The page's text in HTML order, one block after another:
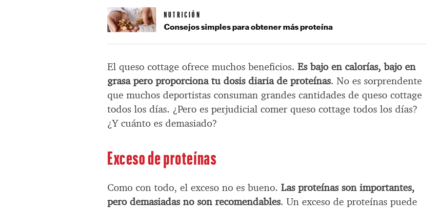
El queso cottage ofrece muchos beneficios.Es bajo en calorías, bajo en
grasa pero proporciona tu dosis diaria de proteínas. No es sorprendente
que muchos deportistas consuman grandes cantidades de queso cottage
todos los días. ¿Pero es perjudicial comer queso cottage todos los días?
¿Y cuánto es demasiado?
Exceso de proteínas
Como con todo, el exceso no es bueno.Las proteínas son importantes,
pero demasiadas no son recomendables. Un exceso de proteínas puede
NUTRICIÓN
Consejos simples para obtener más proteína